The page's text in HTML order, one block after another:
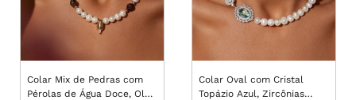
Colar Mix de Pedras com
Pérolas de Água Doce, Olho
Colar Oval com Cristal
Topázio Azul, Zircônias